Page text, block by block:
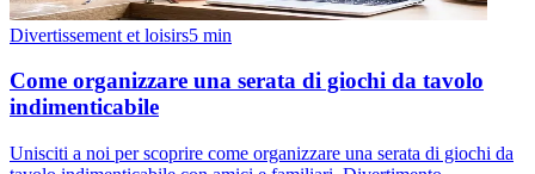
Divertissement et loisirs5 min
Come organizzare una serata di giochi da tavolo
indimenticabile
Unisciti a noi per scoprire come organizzare una serata di giochi da